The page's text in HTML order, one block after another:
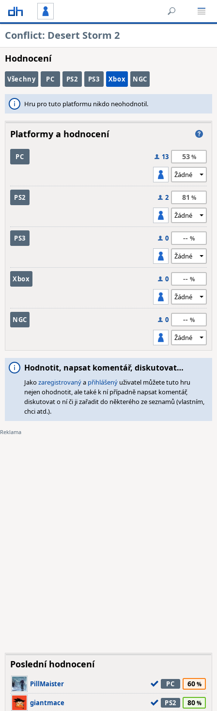
Conflict: Desert Storm 2
Hodnocení
Všechny PC PS2 PS3 Xbox NGC
Hru pro tuto platformu nikdo neohodnotil.
Platformy a hodnocení
PC 13 53
PS2 2 81
PS3 0 --
Xbox 0 --
NGC 0 --
Hodnotit, napsat komentář, diskutovat…
Jakozaregistrovanýa přihlášený uživatel můžete tuto hru
nejen ohodnotit, ale také k ní případně napsat komentář,
diskutovat o ní či ji zařadit do některého ze seznamů (vlastním,
chci atd.).
Poslední hodnocení
PillMaister PC 60
giantmace PS2 80